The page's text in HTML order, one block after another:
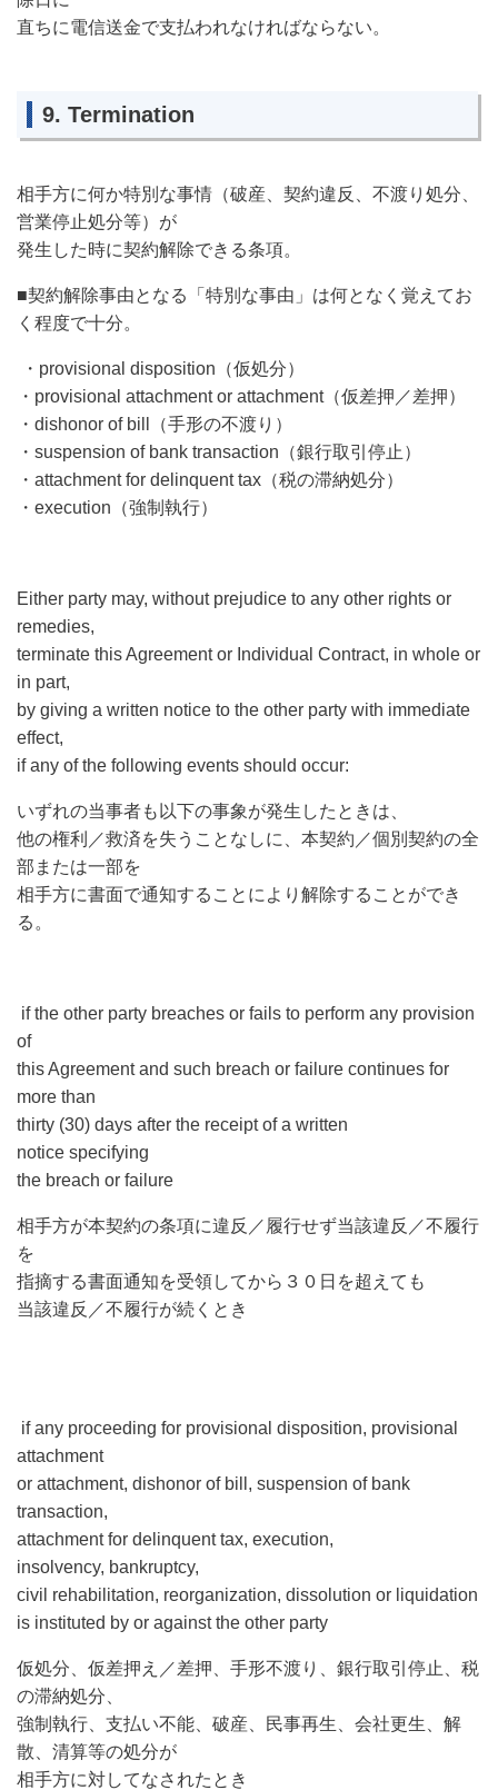
直ちに電信送金で支払われなければならない。
9. Termination
相手方に何か特別な事情（破産、契約違反、不渡り処分、
営業停止処分等）が
発生した時に契約解除できる条項。
■契約解除事由となる「特別な事由」は何となく覚えてお
く程度で十分。
・provisional disposition（仮処分）
・provisional attachment or attachment（仮差押／差押）
・dishonor of bill（手形の不渡り）
・suspension of bank transaction（銀行取引停止）
・attachment for delinquent tax（税の滞納処分）
・execution（強制執行）
Either party may, without prejudice to any other rights or
remedies,
terminate this Agreement or Individual Contract, in whole or
in part,
by giving a written notice to the other party with immediate
effect,
if any of the following events should occur:
いずれの当事者も以下の事象が発生したときは、
他の権利／救済を失うことなしに、本契約／個別契約の全
部または一部を
相手方に書面で通知することにより解除することができ
る。
if the other party breaches or fails to perform any provision
of
this Agreement and such breach or failure continues for
more than
thirty (30) days after the receipt of a written
notice specifying
the breach or failure
相手方が本契約の条項に違反／履行せず当該違反／不履行
を
指摘する書面通知を受領してから３０日を超えても
当該違反／不履行が続くとき
if any proceeding for provisional disposition, provisional
attachment
or attachment, dishonor of bill, suspension of bank
transaction,
attachment for delinquent tax, execution,
insolvency, bankruptcy,
civil rehabilitation, reorganization, dissolution or liquidation
is instituted by or against the other party
仮処分、仮差押え／差押、手形不渡り、銀行取引停止、税
の滞納処分、
強制執行、支払い不能、破産、民事再生、会社更生、解
散、清算等の処分が
相手方に対してなされたとき